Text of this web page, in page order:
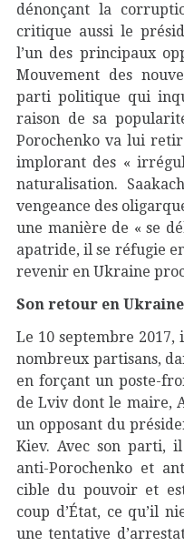
dénonçant la
critique aussi le
l’un des principaux
Mouvement des
parti politique qui
raison de sa
Porochenko va lui
implorant des «
naturalisation.
vengeance des
une manière de « se
apatride, il se réfugie
revenir en Ukraine
Son retour en
Le 10 septembre 2017,
nombreux partisans,
en forçant un poste-
de Lviv dont le maire,
un opposant du
Kiev. Avec son parti,
anti-Porochenko et
cible du pouvoir et
coup d’État, ce qu’il
une tentative